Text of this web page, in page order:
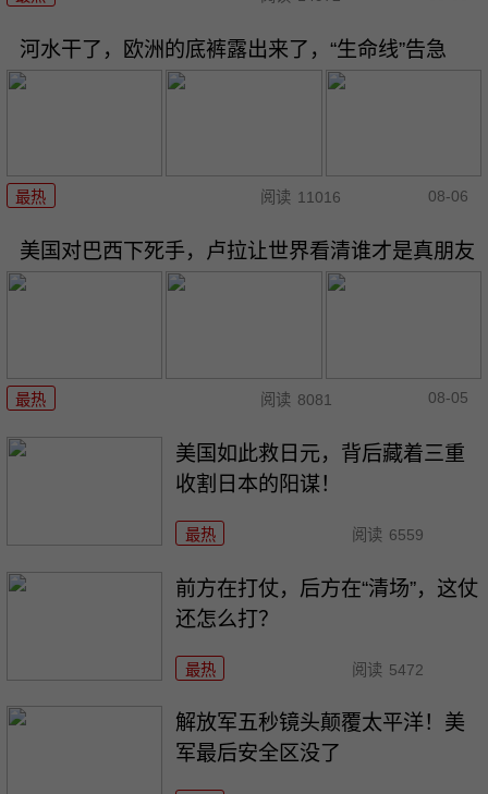
河水干了，欧洲的底裤露出来了，“生命线”告急
最热 阅读 11016 08-06
美国对巴西下死手，卢拉让世界看清谁才是真朋友
最热 阅读 8081 08-05
美国如此救日元，背后藏着三重
收割日本的阳谋！
最热 阅读 6559
前方在打仗，后方在“清场”，这仗
还怎么打？
最热 阅读 5472
解放军五秒镜头颠覆太平洋！美
军最后安全区没了